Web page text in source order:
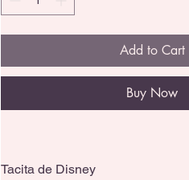
Add to Cart
Buy Now
Tacita de Disney